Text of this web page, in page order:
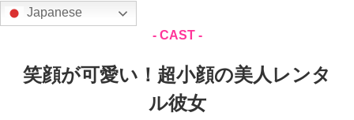
Japanese
- CAST -
笑顔が可愛い！超小顔の美人レンタ
ル彼女